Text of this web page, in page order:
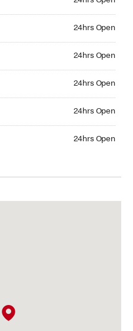
24hrs Open
24hrs Open
24hrs Open
24hrs Open
24hrs Open